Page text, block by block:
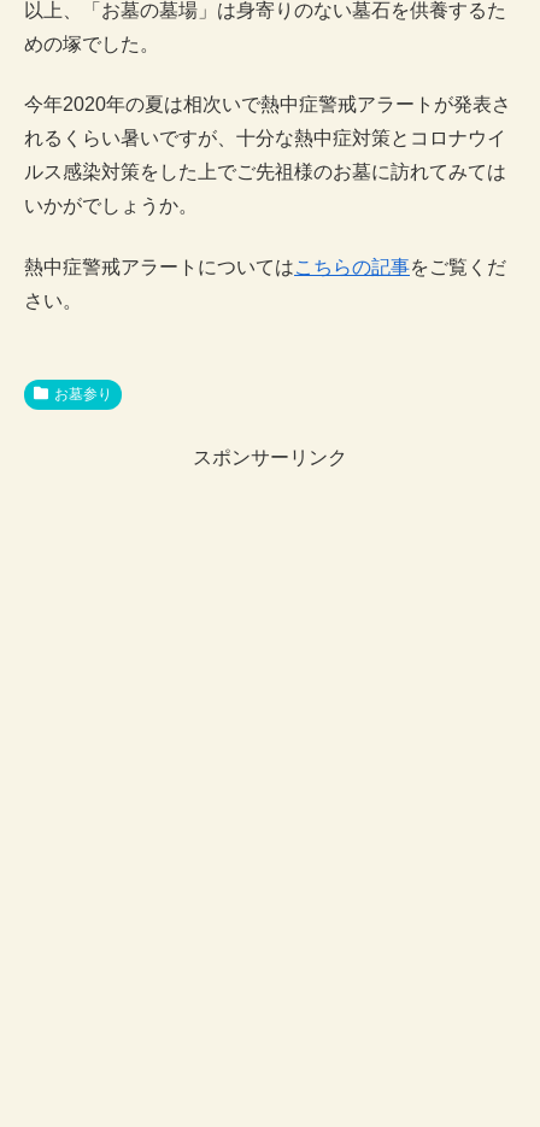
以上、「お墓の墓場」は身寄りのない墓石を供養するた
めの塚でした。
今年2020年の夏は相次いで熱中症警戒アラートが発表さ
れるくらい暑いですが、十分な熱中症対策とコロナウイ
ルス感染対策をした上でご先祖様のお墓に訪れてみては
いかがでしょうか。
熱中症警戒アラートについてはこちらの記事をご覧くだ
さい。
お墓参り
スポンサーリンク